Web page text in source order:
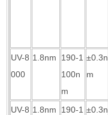
UV-8
000
1.8nm
190-1
100n
m
±0.3n
m
UV-8 1.8nm
190-1 ±0.3n